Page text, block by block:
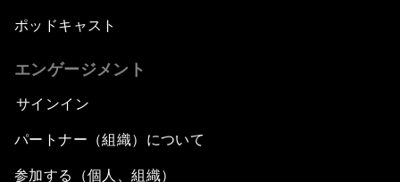
ポッドキャスト
エンゲージメント
サインイン
パートナー（組織）について
参加する（個人、組織）